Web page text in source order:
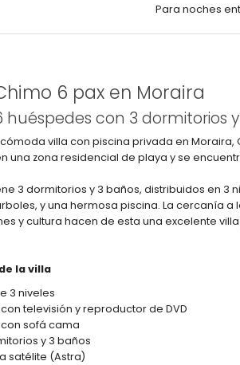
Para noches
6 pax en Moraira
huéspedes con 3 dormitorios
villa con piscina privada en Moraira,
una zona residencial de playa y se
3 dormitorios y 3 baños, distribuidos en
y una hermosa piscina. La cercanía
y cultura hacen de esta una excelente
la villa
3 niveles
televisión y reproductor de DVD
sofá cama
y 3 baños
satélite (Astra)